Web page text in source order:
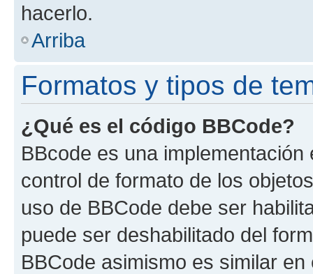
hacerlo.
Arriba
Formatos y tipos de
¿Qué es el código BBCode?
BBcode es una
control de formato de los
uso de BBCode debe ser
puede ser deshabilitado del
BBCode asimismo es similar